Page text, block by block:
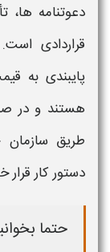
دعوتنامه
قراردادی
پایبندی به
هستند و در
طریق سازمان
دستور کار قرار
حتما